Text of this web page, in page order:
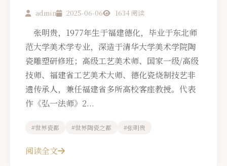
admin 2025-06-06 1634 阅读
张明贵，1977年生于福建德化，毕业于东北师
范大学美术学专业，深造于清华大学美术学院陶
瓷雕塑研修班；高级工艺美术师、国家一级/高级
技师、福建省工艺美术大师、德化瓷烧制技艺非
遗传承人，兼任福建省多所高校客座教授。代表
作《弘一法师》2...
#世界瓷都 #世界陶瓷之都 #张明贵
阅读全文